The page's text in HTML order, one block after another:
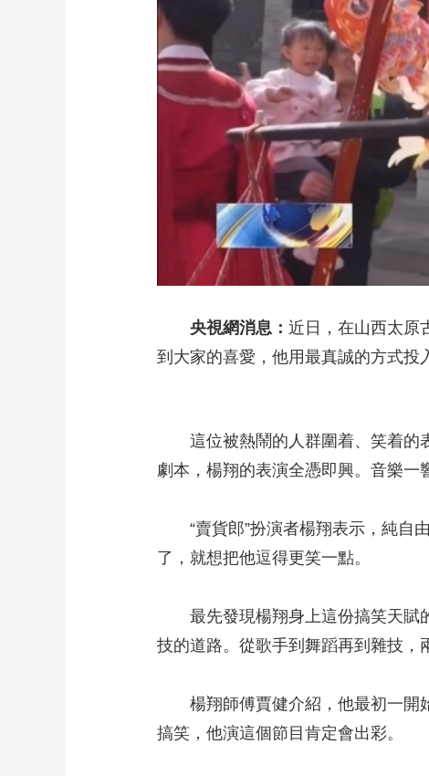
雲頂對話 雲
直播 節目單 欄目 片庫
央視網消息： 近日，在山西太原
到大家的喜愛，他用最真誠的方式投
這位被熱鬧的人群圍着、笑着的表
劇本，楊翔的表演全憑即興。音樂一
“賣貨郎”扮演者楊翔表示，純自由
了，就想把他逗得更笑一點。
最先發現楊翔身上這份搞笑天賦的
技的道路。從歌手到舞蹈再到雜技，
楊翔師傅賈健介紹，他最初一開始
搞笑，他演這個節目肯定會出彩。